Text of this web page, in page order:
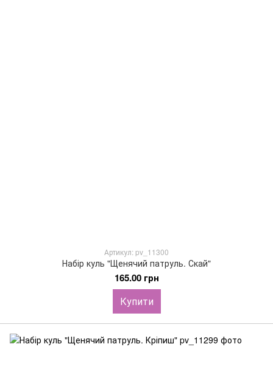
Артикул: pv_11300
Набір куль "Щенячий патруль. Скай"
165.00 грн
Купити